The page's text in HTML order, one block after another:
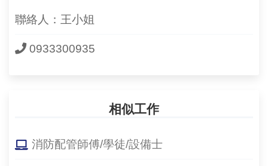
聯絡人：王小姐
0933300935
相似工作
消防配管師傅/學徒/設備士